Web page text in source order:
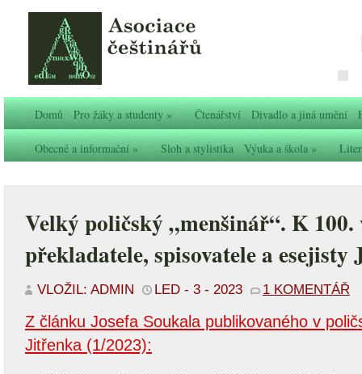
Domů Pro žáky a studenty» Čtenářství Divadlo a jiná umění
Obecné a informační» Sloh a stylistika Výuka a škola»
Velký poličský „menšinář“. K
překladatele, spisovatele a esejisty
VLOŽIL: ADMIN LED - 3 - 2023 1 KOMENTÁŘ
Z článku Josefa Soukala publikovaného v
Jitřenka (1/2023):